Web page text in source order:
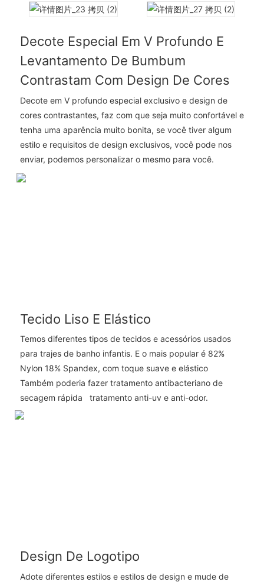
Decote Especial Em V Profundo E
Levantamento De Bumbum
Contrastam Com Design De Cores
Decote em V profundo especial exclusivo e design de
cores contrastantes, faz com que seja muito confortável e
tenha uma aparência muito bonita, se você tiver algum
estilo e requisitos de design exclusivos, você pode nos
enviar, podemos personalizar o mesmo para você.
Tecido Liso E Elástico
Temos diferentes tipos de tecidos e acessórios usados ​​
para trajes de banho infantis. E o mais popular é 82%
Nylon 18% Spandex, com toque suave e elástico
Também poderia fazer tratamento antibacteriano de
secagem rápida tratamento anti-uv e anti-odor.
Design De Logotipo
Adote diferentes estilos e estilos de design e mude de